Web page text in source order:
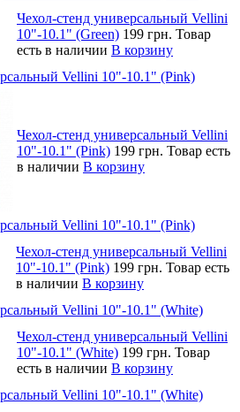
Чехол-стенд универсальный Vellini
10"-10.1" (Green) 199 грн. Товар
есть в наличии В корзину
Vellini 10"-10.1" (Pink)
Чехол-стенд универсальный Vellini
10"-10.1" (Pink) 199 грн. Товар есть
в наличии В корзину
Vellini 10"-10.1" (Pink)
Чехол-стенд универсальный Vellini
10"-10.1" (Pink) 199 грн. Товар есть
в наличии В корзину
Vellini 10"-10.1" (White)
Чехол-стенд универсальный Vellini
10"-10.1" (White) 199 грн. Товар
есть в наличии В корзину
Vellini 10"-10.1" (White)